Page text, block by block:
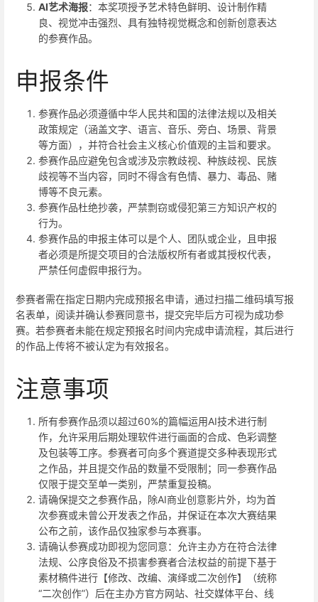
AI艺术海报：本奖项授予艺术特色鲜明、设计制作精
良、视觉冲击强烈、具有独特视觉概念和创新创意表达
的参赛作品。
申报条件
参赛作品必须遵循中华人民共和国的法律法规以及相关
政策规定（涵盖文字、语言、音乐、旁白、场景、背景
等方面），并符合社会主义核心价值观的主旨和要求。
参赛作品应避免包含或涉及宗教歧视、种族歧视、民族
歧视等不当内容，同时不得含有色情、暴力、毒品、赌
博等不良元素。
参赛作品杜绝抄袭，严禁剽窃或侵犯第三方知识产权的
行为。
参赛作品的申报主体可以是个人、团队或企业，且申报
者必须是所提交项目的合法版权所有者或其授权代表，
严禁任何虚假申报行为。
参赛者需在指定日期内完成预报名申请，通过扫描二维码填写报
名表单，阅读并确认参赛同意书，提交完毕后方可视为成功参
赛。若参赛者未能在规定预报名时间内完成申请流程，其后进行
的作品上传将不被认定为有效报名。
注意事项
所有参赛作品须以超过60%的篇幅运用AI技术进行制
作，允许采用后期处理软件进行画面的合成、色彩调整
及包装等工序。参赛者可向多个赛道提交多种表现形式
之作品，并且提交作品的数量不受限制；同一参赛作品
仅限于提交至单一类别，严禁重复投稿。
请确保提交之参赛作品，除AI商业创意影片外，均为首
次参赛或未曾公开发表之作品，并保证在本次大赛结果
公布之前，该作品仅独家参与本赛事。
请确认参赛成功即视为您同意：允许主办方在符合法律
法规、公序良俗及不损害参赛者合法权益的前提下基于
素材稿件进行【修改、改编、演绎或二次创作】（统称
“二次创作”）后在主办方官方网站、社交媒体平台、线